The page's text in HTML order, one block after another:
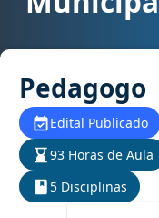
Pedagogo
Edital Publicado
93 Horas de Aula
5 Disciplinas